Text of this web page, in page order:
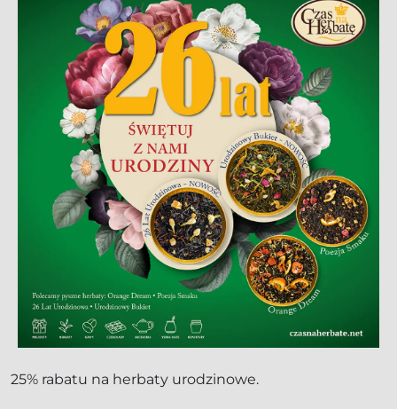
25% rabatu na herbaty urodzinowe.